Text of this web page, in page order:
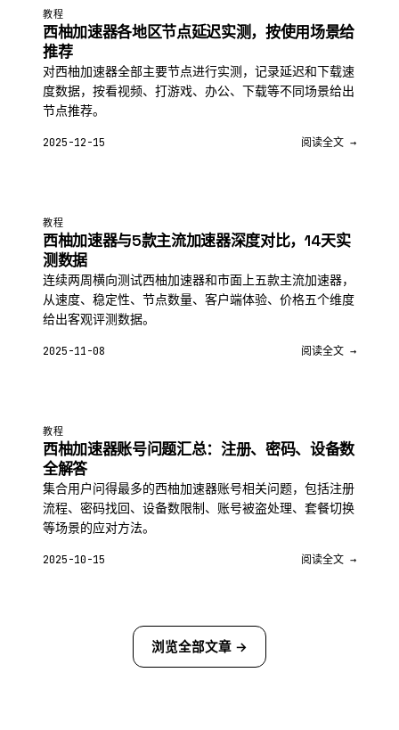
教程
西柚加速器各地区节点延迟实测，按使用场景给
推荐
对西柚加速器全部主要节点进行实测，记录延迟和下载速
度数据，按看视频、打游戏、办公、下载等不同场景给出
节点推荐。
2025-12-15 阅读全文 →
教程
西柚加速器与5款主流加速器深度对比，14天实
测数据
连续两周横向测试西柚加速器和市面上五款主流加速器，
从速度、稳定性、节点数量、客户端体验、价格五个维度
给出客观评测数据。
2025-11-08 阅读全文 →
教程
西柚加速器账号问题汇总：注册、密码、设备数
全解答
集合用户问得最多的西柚加速器账号相关问题，包括注册
流程、密码找回、设备数限制、账号被盗处理、套餐切换
等场景的应对方法。
2025-10-15 阅读全文 →
浏览全部文章 →